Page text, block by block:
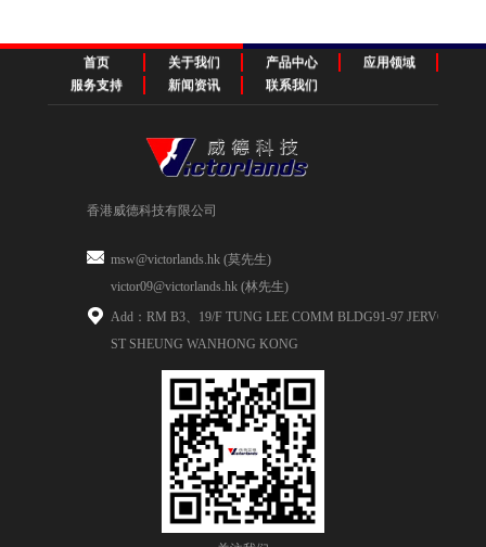
首页 关于我们 产品中心
应用领域
服务支持
新闻资讯 联系我们
香港威德科技有限公司
msw@victorlands.hk (莫先生)
victor09@victorlands.hk (林先生)
Add：RM B3、19/F TUNG LEE COMM BLDG91-97 JERVOIS
ST SHEUNG WANHONG KONG